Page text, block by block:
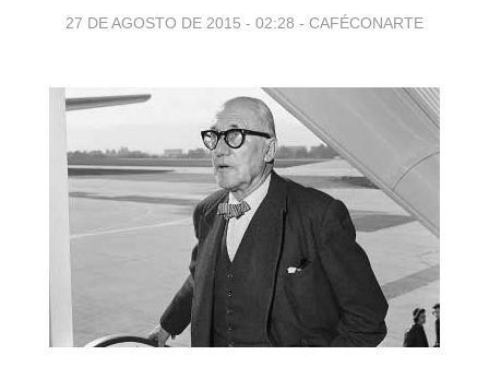
27 DE AGOSTO DE 2015 - 02:28 - CAFÉCONARTE